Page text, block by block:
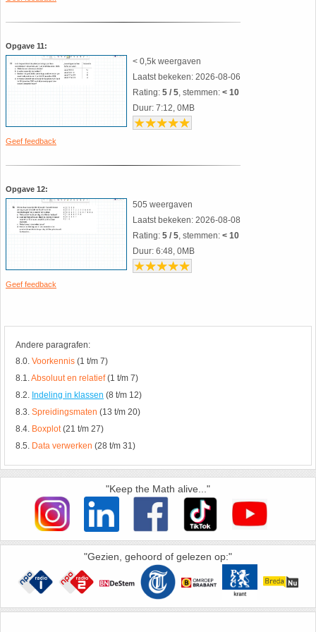
Opgave 11:
Geef feedback
< 0,5k weergaven
Laatst bekeken: 2026-08-06
Rating: 5 / 5, stemmen: < 10
Duur: 7:12, 0MB
Opgave 12:
Geef feedback
505 weergaven
Laatst bekeken: 2026-08-08
Rating: 5 / 5, stemmen: < 10
Duur: 6:48, 0MB
Andere paragrafen:
8.0. Voorkennis (1 t/m 7)
8.1.Absoluut en relatief(1 t/m 7)
8.2. Indeling in klassen (8 t/m 12)
8.3. Spreidingsmaten (13 t/m 20)
8.4. Boxplot(21 t/m 27)
8.5. Data verwerken (28 t/m 31)
"Keep the Math alive..."
"Gezien, gehoord of gelezen op:"
VWO
19. Omtrek cirkel
21. Oppervlakte cirkel
23. Oppervlakte kegel
24. Oppervlakte parallellogram
25. Oppervlakte trapezium
27. Priemgetallen
28. Procenten
29. Romeinse cijfers
30. Sinus
31. Sinusregel
33. Stelling van fermat
34. Stelling van Pythagoras